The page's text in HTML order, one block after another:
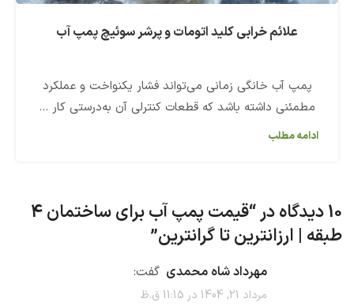
علائم خرابی کلید اتومات و پرشر سوئیچ پمپ آب
پمپ آب خانگی زمانی می‌تواند فشار یکنواخت و عملکرد
مطمئنی داشته باشد که قطعات کنترلی آن به‌درستی کار ...
ادامه مطلب
10 دیدگاه در “
قیمت پمپ آب برای ساختمان 4
طبقه | ارزانترین تا گرانترین”
مهرداد شاه محمدی گفت:
مرداد 21, 1404 در 11:15 ق.ظ